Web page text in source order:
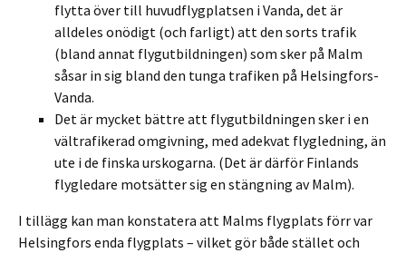
flytta över till huvudflygplatsen i Vanda, det är
alldeles onödigt (och farligt) att den sorts trafik
(bland annat flygutbildningen) som sker på Malm
såsar in sig bland den tunga trafiken på Helsingfors-
Vanda.
Det är mycket bättre att flygutbildningen sker i en
vältrafikerad omgivning, med adekvat flygledning, än
ute i de finska urskogarna. (Det är därför Finlands
flygledare motsätter sig en stängning av Malm).
I tillägg kan man konstatera att Malms flygplats förr var
Helsingfors enda flygplats – vilket gör både stället och